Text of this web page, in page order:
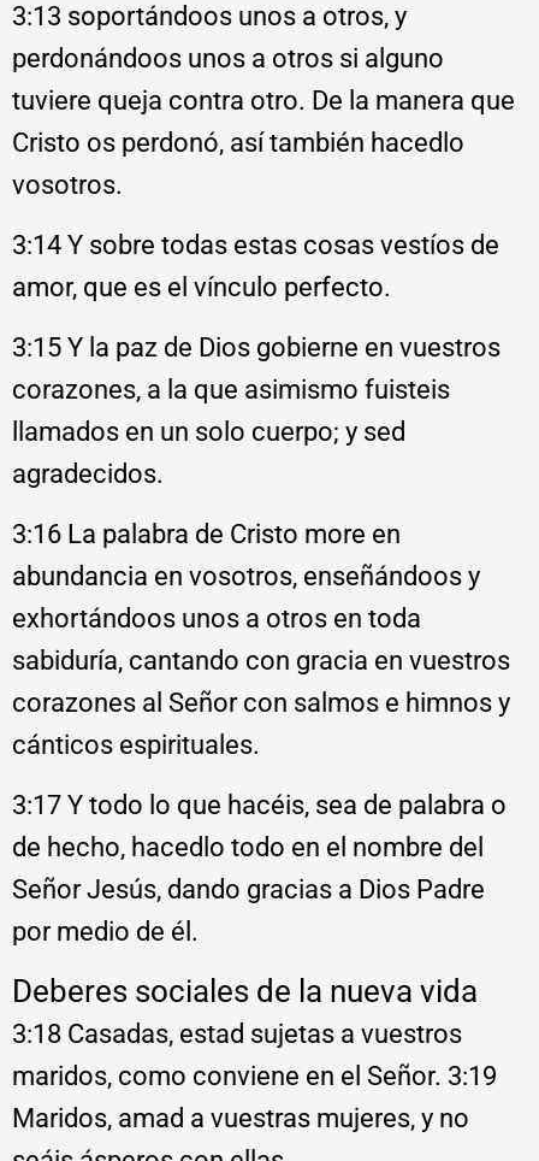
3:13 soportándoos unos a otros, y
perdonándoos unos a otros si alguno
tuviere queja contra otro. De la manera que
Cristo os perdonó, así también hacedlo
vosotros.
3:14 Y sobre todas estas cosas vestíos de
amor, que es el vínculo perfecto.
3:15 Y la paz de Dios gobierne en vuestros
corazones, a la que asimismo fuisteis
llamados en un solo cuerpo; y sed
agradecidos.
3:16 La palabra de Cristo more en
abundancia en vosotros, enseñándoos y
exhortándoos unos a otros en toda
sabiduría, cantando con gracia en vuestros
corazones al Señor con salmos e himnos y
cánticos espirituales.
3:17 Y todo lo que hacéis, sea de palabra o
de hecho, hacedlo todo en el nombre del
Señor Jesús, dando gracias a Dios Padre
por medio de él.
Deberes sociales de la nueva vida
3:18 Casadas, estad sujetas a vuestros
maridos, como conviene en el Señor. 3:19
Maridos, amad a vuestras mujeres, y no